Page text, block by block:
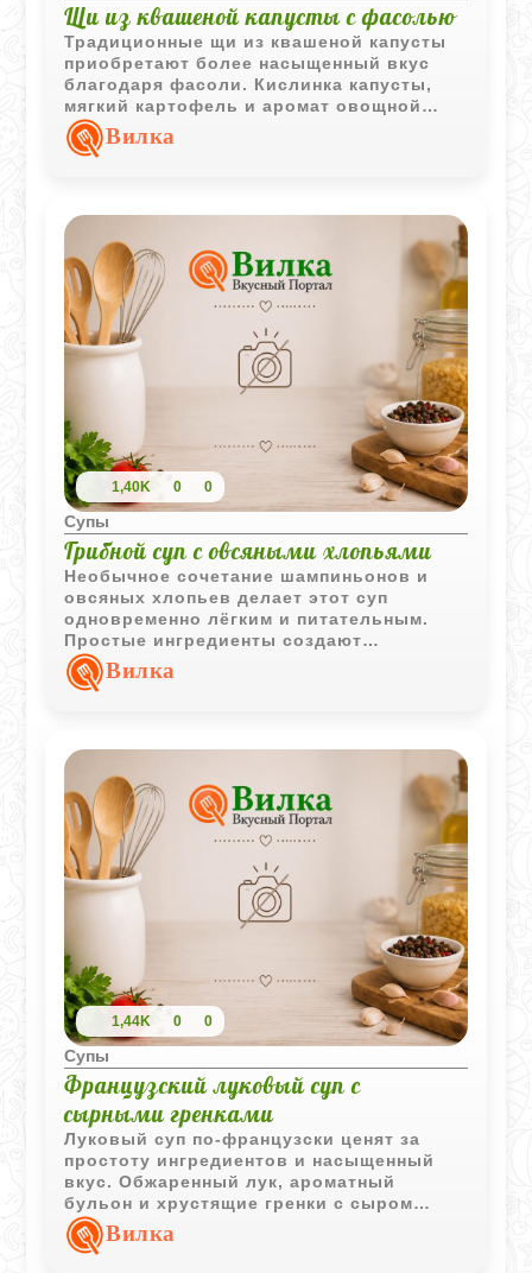
Щи из квашеной капусты с фасолью
Традиционные щи из квашеной капусты
приобретают более насыщенный вкус
благодаря фасоли. Кислинка капусты,
мягкий картофель и аромат овощной
зажарки делают блюдо сытным и
особенно уютным в прохладное время
Вилка
1,40K 0 0
Супы
Грибной суп с овсяными хлопьями
Необычное сочетание шампиньонов и
овсяных хлопьев делает этот суп
одновременно лёгким и питательным.
Простые ингредиенты создают
насыщенный вкус, а томатная заправка
добавляет приятную овощную нотку.
Вилка
1,44K 0 0
Супы
Французский луковый суп с
сырными гренками
Луковый суп по-французски ценят за
простоту ингредиентов и насыщенный
вкус. Обжаренный лук, ароматный
бульон и хрустящие гренки с сыром
создают классическое сочетание,
которое остаётся популярным во всём
Вилка